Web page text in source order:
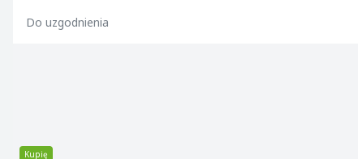
Do uzgodnienia
Kupię